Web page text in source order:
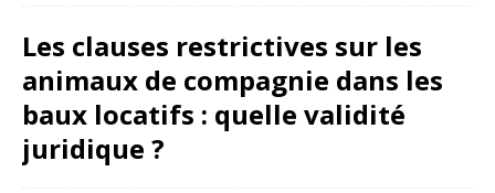
Les clauses restrictives sur les
animaux de compagnie dans les
baux locatifs : quelle validité
juridique ?